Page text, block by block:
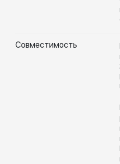
Совместимость